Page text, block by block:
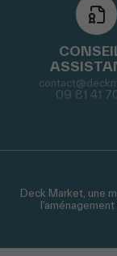
09 81 41
Deck Market, une